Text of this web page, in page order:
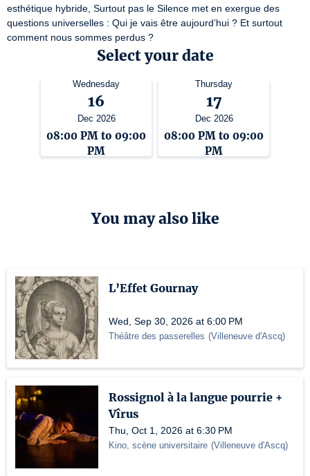
esthétique hybride, Surtout pas le Silence met en exergue des
questions universelles : Qui je vais être aujourd’hui ? Et surtout
comment nous sommes perdus ?
Select your date
Wednesday
16
Dec 2026
08:00 PM to 09:00
PM
Thursday
17
Dec 2026
08:00 PM to 09:00
PM
You may also like
L’Effet Gournay
Wed, Sep 30, 2026 at 6:00 PM
Théâtre des passerelles (Villeneuve d'Ascq)
Rossignol à la langue pourrie +
Vîrus
Thu, Oct 1, 2026 at 6:30 PM
Kino, scène universitaire (Villeneuve d'Ascq)